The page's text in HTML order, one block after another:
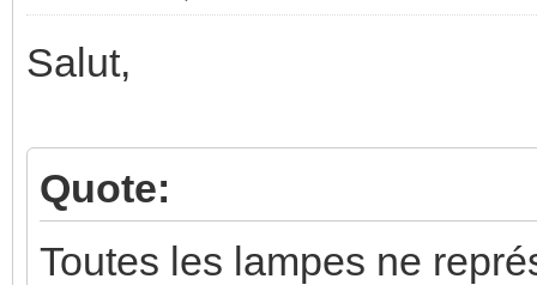
Salut,
Quote:
Toutes les lampes ne